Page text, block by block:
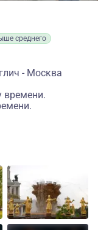
среднего
- Москва
времени.